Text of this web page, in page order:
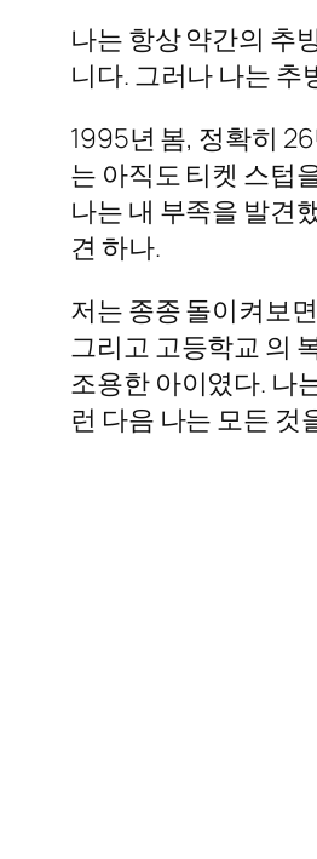
나는 항상 약간의 추
니다. 그러나 나는
1995년 봄, 정확히
는 아직도 티켓 스텁
나는 내 부족을 발견
견 하나.
저는 종종 돌이켜보
그리고 고등학교 의
조용한 아이였다. 나
런 다음 나는 모든 것